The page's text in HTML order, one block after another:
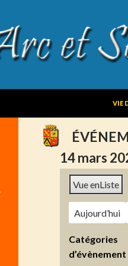
VIE
14 mars
Vue enListe
Aujourd’hui
Catégories
d’évènement